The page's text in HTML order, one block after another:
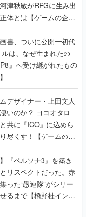
津秋敏がRPGに生み出
体とは【ゲームの企画
画書、ついに公開━初代
は、なぜ生まれたの
』へ受け継がれたもの
デザイナー・上田文人
いのか？ ヨコオタロ
共に『ICO』に込めら
尽くす！【ゲームの企
『ペルソナ3』を築き
リスペクトだった。赤
った“愚連隊”がシリー
るまで【橋野桂インタ